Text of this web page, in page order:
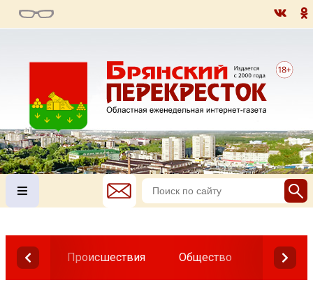
Происшествия Общество Власть